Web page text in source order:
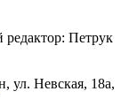
Петрук
ул. Невская, 18а,